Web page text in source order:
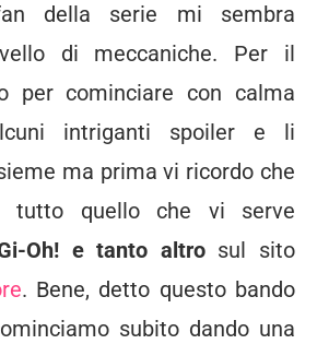
della serie mi sembra
di meccaniche. Per il
per cominciare con calma
intriganti spoiler e li
ma prima vi ricordo che
tutto quello che vi serve
Oh! e tanto altrosul sito
. Bene, detto questo bando
subito dando una